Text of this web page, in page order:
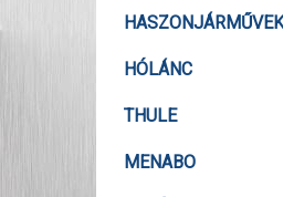
HASZONJÁRMŰVEK
HÓLÁNC
THULE
MENABO